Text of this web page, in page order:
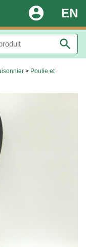
EN
account_circle
search
> Poulie et